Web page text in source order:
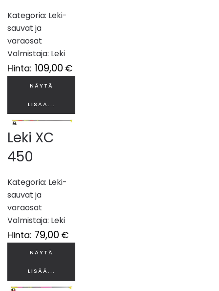
Kategoria: Leki-
sauvat ja
varaosat
Valmistaja: Leki
Hinta: 109,00 €
NÄYTÄ
LISÄÄ...
Leki XC
450
Kategoria: Leki-
sauvat ja
varaosat
Valmistaja: Leki
Hinta: 79,00 €
NÄYTÄ
LISÄÄ...